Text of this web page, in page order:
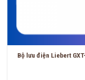
Bộ lưu điện Liebert